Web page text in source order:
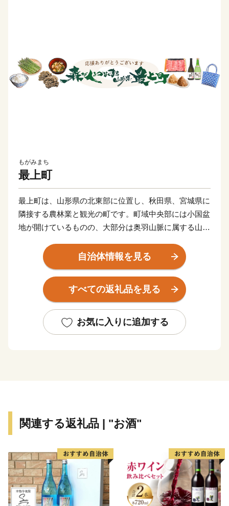
もがみまち
最上町
最上町は、山形県の北東部に位置し、秋田県、宮城県に
隣接する農林業と観光の町です。町域中央部には小国盆
地が開けているものの、大部分は奥羽山脈に属する山
南端には1,075ｍの扇山がそびえています。気候的には
寒冷多雨で、夏季には東風が吹き抜け、冬季は多雪。四
方が山々によってさえぎられているため、かつては“小
国”と呼ばれ、一つの独立圏を形成してきました。基幹
せた複合経営が進められています。また豊富な森林資源
を活用した木質バイオマス事業が、雇用の創出や産業の
自治体情報を見る
すべての返礼品を見る
お気に入りに追加する
関連する返礼品 | "お酒"